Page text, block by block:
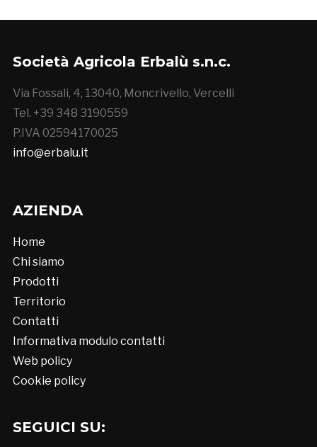
Società Agricola Erbalù s.n.c.
Via Fossali, 4, 13040, Moncrivello, Vercelli
Tel. +39 348 3190559
P.IVA 02594170025
info@erbalu.it
AZIENDA
Home
Chi siamo
Prodotti
Territorio
Contatti
Informativa modulo contatti
Web policy
Cookie policy
SEGUICI SU: